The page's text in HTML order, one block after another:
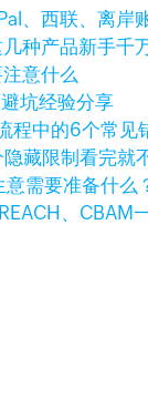
、西联、离岸
种产品新手千
意什么
坑经验分享
程中的6个常见
藏限制看完就
需要准备什么
、CBAM